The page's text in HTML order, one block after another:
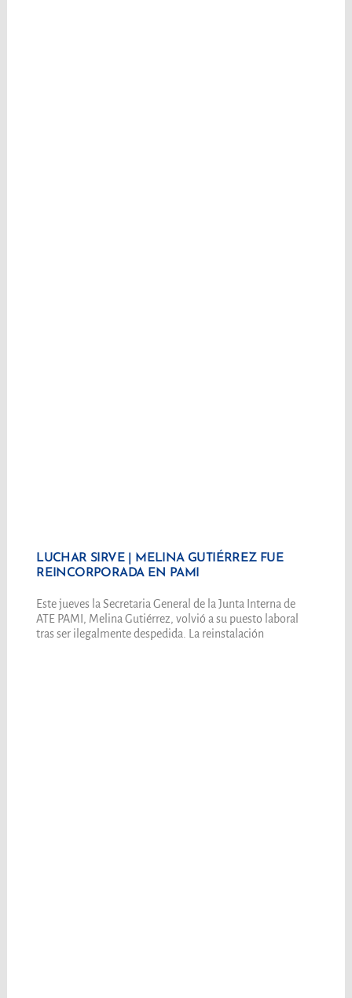
LUCHAR SIRVE | MELINA GUTIÉRREZ FUE
REINCORPORADA EN PAMI
Este jueves la Secretaria General de la Junta Interna de
ATE PAMI, Melina Gutiérrez, volvió a su puesto laboral
tras ser ilegalmente despedida. La reinstalación